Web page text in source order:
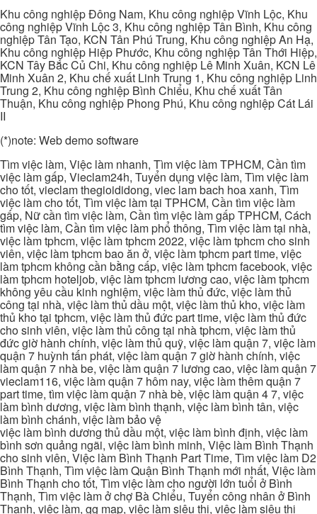
Khu công nghiệp Đông Nam, Khu công nghiệp Vĩnh Lộc, Khu
công nghiệp Vĩnh Lộc 3, Khu công nghiệp Tân Bình, Khu công
nghiệp Tân Tạo, KCN Tân Phú Trung, Khu công nghiệp An Hạ,
Khu công nghiệp Hiệp Phước, Khu công nghiệp Tân Thới Hiệp,
KCN Tây Bắc Củ Chi, Khu công nghiệp Lê Minh Xuân, KCN Lê
Minh Xuân 2, Khu chế xuất Linh Trung 1, Khu công nghiệp Linh
Trung 2, Khu công nghiệp Bình Chiểu, Khu chế xuất Tân
Thuận, Khu công nghiệp Phong Phú, Khu công nghiệp Cát Lái
II
(*)note: Web demo software
Tìm việc làm, Việc làm nhanh, Tìm việc làm TPHCM, Cần tìm
việc làm gấp, Vieclam24h, Tuyển dụng việc làm, Tìm việc làm
cho tốt, vieclam thegioididong, viec lam bach hoa xanh, Tìm
việc làm cho tốt, Tìm việc làm tại TPHCM, Cần tìm việc làm
gấp, Nữ cần tìm việc làm, Cần tìm việc làm gấp TPHCM, Cách
tìm việc làm, Cần tìm việc làm phổ thông, Tìm việc làm tại nhà,
việc làm tphcm, việc làm tphcm 2022, việc làm tphcm cho sinh
viên, việc làm tphcm bao ăn ở, việc làm tphcm part time, việc
làm tphcm không cần bằng cấp, việc làm tphcm facebook, việc
làm tphcm hoteljob, việc làm tphcm lương cao, việc làm tphcm
không yêu cầu kinh nghiệm, việc làm thủ đức, việc làm thủ
công tại nhà, việc làm thủ dầu một, việc làm thủ kho, việc làm
thủ kho tại tphcm, việc làm thủ đức part time, việc làm thủ đức
cho sinh viên, việc làm thủ công tại nhà tphcm, việc làm thủ
đức giờ hành chính, việc làm thủ quỹ, việc làm quận 7, việc làm
quận 7 huỳnh tấn phát, việc làm quận 7 giờ hành chính, việc
làm quận 7 nhà be, việc làm quận 7 lương cao, việc làm quận 7
vieclam116, việc làm quận 7 hôm nay, việc làm thêm quận 7
part time, tìm việc làm quận 7 nhà bè, việc làm quận 4 7, việc
làm bình dương, việc làm bình thạnh, việc làm bình tân, việc
làm bình chánh, việc làm bảo vệ
việc làm bình dương thủ dầu một, việc làm bình định, việc làm
bình sơn quảng ngãi, việc làm bình minh, Việc làm Bình Thạnh
cho sinh viên, Việc làm Bình Thạnh Part Time, Tìm việc làm D2
Bình Thạnh, Tìm việc làm Quận Bình Thạnh mới nhất, Việc làm
Bình Thạnh cho tốt, Tìm việc làm cho người lớn tuổi ở Bình
Thạnh, Tìm việc làm ở chợ Bà Chiểu, Tuyển công nhân ở Bình
Thạnh, việc làm, gg map, việc làm siêu thị, việc làm siêu thị